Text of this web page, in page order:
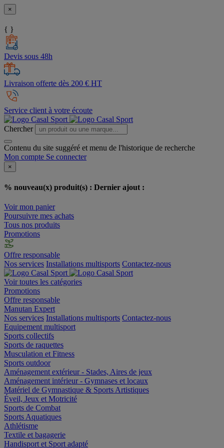
×
{ }
Devis sous 48h
Livraison offerte dès 200 € HT
Service client à votre écoute
Chercher
Contenu du site suggéré et menu de l'historique de recherche
Mon compte Se connecter
×
% nouveau(x) produit(s) : Dernier ajout :
Voir mon panier
Poursuivre mes achats
Tous nos produits
Promotions
Offre responsable
Nos services Installations multisports Contactez-nous
Voir toutes les catégories
Promotions
Offre responsable
Manutan Expert
Nos services Installations multisports Contactez-nous
Equipement multisport
Sports collectifs
Sports de raquettes
Musculation et Fitness
Sports outdoor
Aménagement extérieur - Stades, Aires de jeux
Aménagement intérieur - Gymnases et locaux
Matériel de Gymnastique & Sports Artistiques
Éveil, Jeux et Motricité
Sports de Combat
Sports Aquatiques
Athlétisme
Textile et bagagerie
Handisport et Sport adapté